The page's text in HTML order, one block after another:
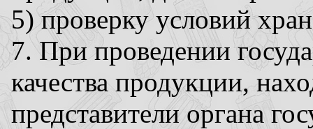
5) проверку условий
7. При проведении
качества продукции,
представители органа